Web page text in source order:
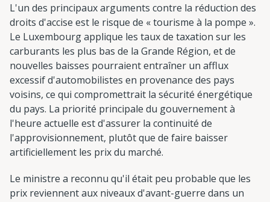
L'un des principaux arguments contre la réduction des
droits d'accise est le risque de « tourisme à la pompe ».
Le Luxembourg applique les taux de taxation sur les
carburants les plus bas de la Grande Région, et de
nouvelles baisses pourraient entraîner un afflux
excessif d'automobilistes en provenance des pays
voisins, ce qui compromettrait la sécurité énergétique
du pays. La priorité principale du gouvernement à
l'heure actuelle est d'assurer la continuité de
l'approvisionnement, plutôt que de faire baisser
artificiellement les prix du marché.
Le ministre a reconnu qu'il était peu probable que les
prix reviennent aux niveaux d'avant-guerre dans un